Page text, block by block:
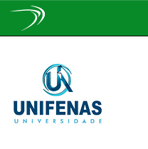
navigation